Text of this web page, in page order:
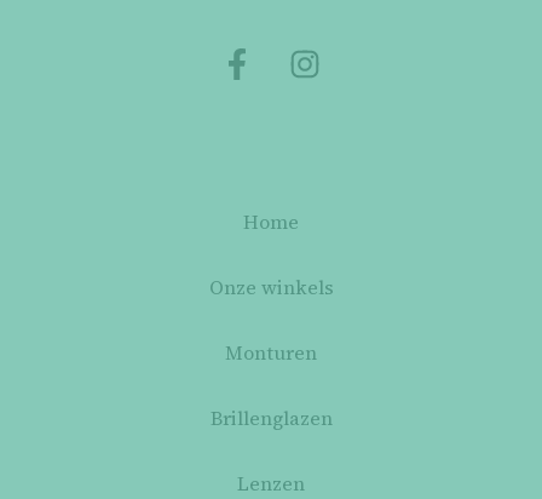
Home
Onze winkels
Monturen
Brillenglazen
Lenzen